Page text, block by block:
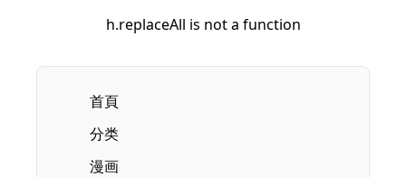
h.replaceAll is not a function
首頁
分类
漫画